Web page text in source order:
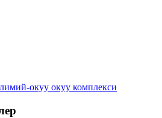
окуу окуу комплекси